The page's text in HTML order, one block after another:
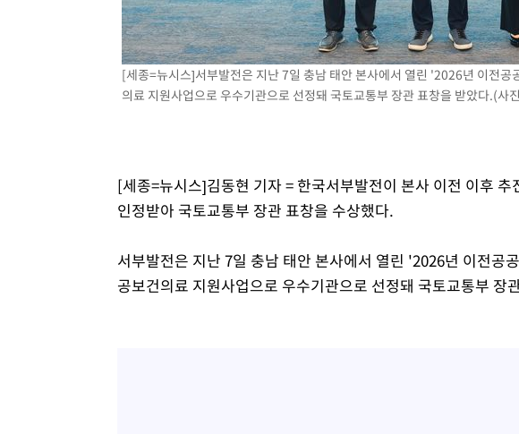
[세종=뉴시스]서부발전은 지난 7일 충남 태안 본사에서 열린 '2026년 이전공
의료 지원사업으로 우수기관으로 선정돼 국토교통부 장관 표창을 받았다.(사
[세종=뉴시스]김동현 기자 = 한국서부발전이 본사 이전 이후
인정받아 국토교통부 장관 표창을 수상했다.
서부발전은 지난 7일 충남 태안 본사에서 열린 '2026년 이전공
공보건의료 지원사업으로 우수기관으로 선정돼 국토교통부 장